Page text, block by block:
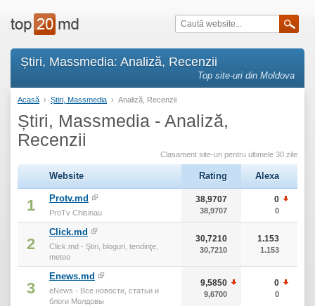
Știri, Massmedia: Analiză, Recenzii
Top site-uri din Moldova
Acasă › Știri, Massmedia › Analiză, Recenzii
Știri, Massmedia - Analiză,
Recenzii
Clasament site-uri pentru ultimele 30 zile
Website Rating Alexa
1 Protv.md
ProTv Chisinau
38,9707
38,9707
0
0
2
Click.md
Click.md - Ştiri, bloguri, tendinţe,
meteo
30,7210
30,7210
1.153
1.153
3
Enews.md
eNews - Все новости, статьи и
блоги Молдовы
9,5850
9,6700
0
0